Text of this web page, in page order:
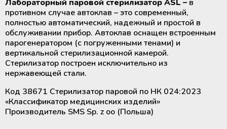
крови
Размораживатели плазмы крови и
стволовых клеток
ТермоСумки для транспортировки
компонентов крови
Устройства для стерильного
соединения полимерных
Дополнительные материалы к
холодильному оборудованию
Рулоны и пакеты для
стерилизации
Лабораторный паровой стерилизатор ASL – в
противном случае автоклав – это современный,
полностью автоматический, надежный и простой в
обслуживании прибор. Автоклав оснащен встроенным
парогенератором (с погруженными тенами) и
вертикальной стерилизационной камерой.
Стерилизатор построен исключительно из
нержавеющей стали.
Код 38671 Стерилизатор паровой по НК 024:2023
«Классификатор медицинских изделий»
Производитель SMS Sp. z oo (Польша)